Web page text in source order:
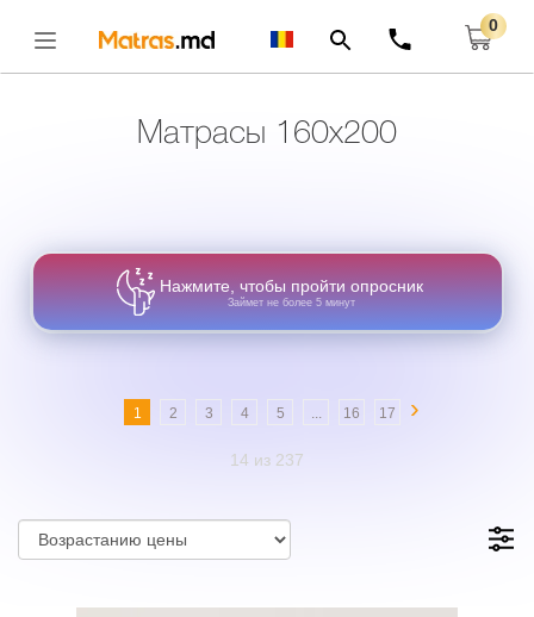
0
Матрасы 160x200
Нажмите, чтобы пройти опросник
Займет не более 5 минут
1 2 3 4 5 16 17 ›
14 из 237